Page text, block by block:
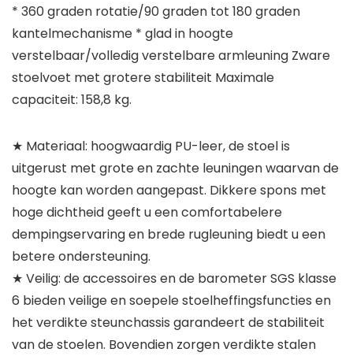
* 360 graden rotatie/90 graden tot 180 graden
kantelmechanisme * glad in hoogte
verstelbaar/volledig verstelbare armleuning Zware
stoelvoet met grotere stabiliteit Maximale
capaciteit: 158,8 kg.
★ Materiaal: hoogwaardig PU-leer, de stoel is
uitgerust met grote en zachte leuningen waarvan de
hoogte kan worden aangepast. Dikkere spons met
hoge dichtheid geeft u een comfortabelere
dempingservaring en brede rugleuning biedt u een
betere ondersteuning.
★ Veilig: de accessoires en de barometer SGS klasse
6 bieden veilige en soepele stoelheffingsfuncties en
het verdikte steunchassis garandeert de stabiliteit
van de stoelen. Bovendien zorgen verdikte stalen